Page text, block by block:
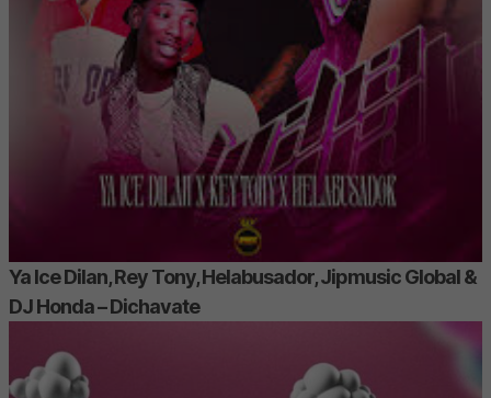
Ya Ice Dilan, Rey Tony, Helabusador, Jipmusic Global &
DJ Honda – Dichavate